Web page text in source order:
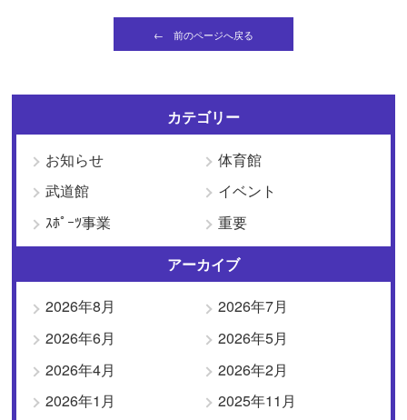
← 前のページへ戻る
カテゴリー
お知らせ
体育館
武道館
イベント
ｽﾎﾟｰﾂ事業
重要
アーカイブ
2026年8月
2026年7月
2026年6月
2026年5月
2026年4月
2026年2月
2026年1月
2025年11月